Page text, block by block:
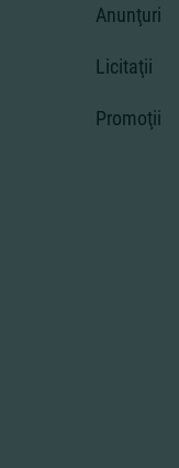
Anunţuri
Licitaţii
Promoţii